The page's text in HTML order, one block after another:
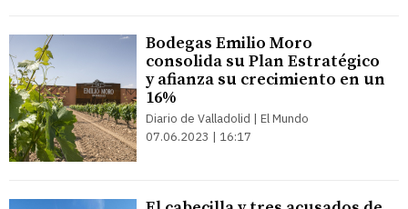
Bodegas Emilio Moro
consolida su Plan Estratégico
y afianza su crecimiento en un
16%
Diario de Valladolid | El Mundo
07.06.2023 | 16:17